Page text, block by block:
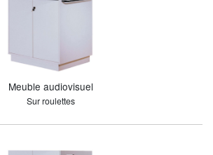
Meuble audiovisuel
Sur roulettes